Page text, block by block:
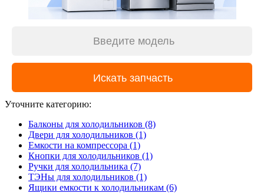
Уточните категорию:
Балконы для холодильников (8)
Двери для холодильников (1)
Емкости на компрессора (1)
Кнопки для холодильников (1)
Ручки для холодильника (7)
ТЭНы для холодильников (1)
Ящики емкости к холодильникам (6)